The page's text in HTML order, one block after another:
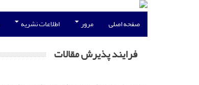
صفحه اصلی مرور اطلاعات نشریه
فرایند پذیرش مقالات